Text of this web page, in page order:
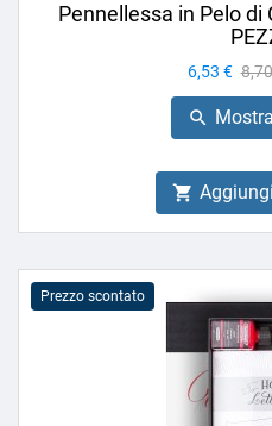
Pennellessa in Pelo di
Prezzo
6,53 €


Prezzo scontato